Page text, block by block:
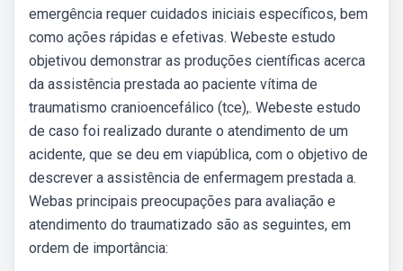
emergência requer cuidados iniciais específicos, bem
como ações rápidas e efetivas. Webeste estudo
objetivou demonstrar as produções científicas acerca
da assistência prestada ao paciente vítima de
traumatismo cranioencefálico (tce),. Webeste estudo
de caso foi realizado durante o atendimento de um
acidente, que se deu em viapública, com o objetivo de
descrever a assistência de enfermagem prestada a.
Webas principais preocupações para avaliação e
atendimento do traumatizado são as seguintes, em
ordem de importância: